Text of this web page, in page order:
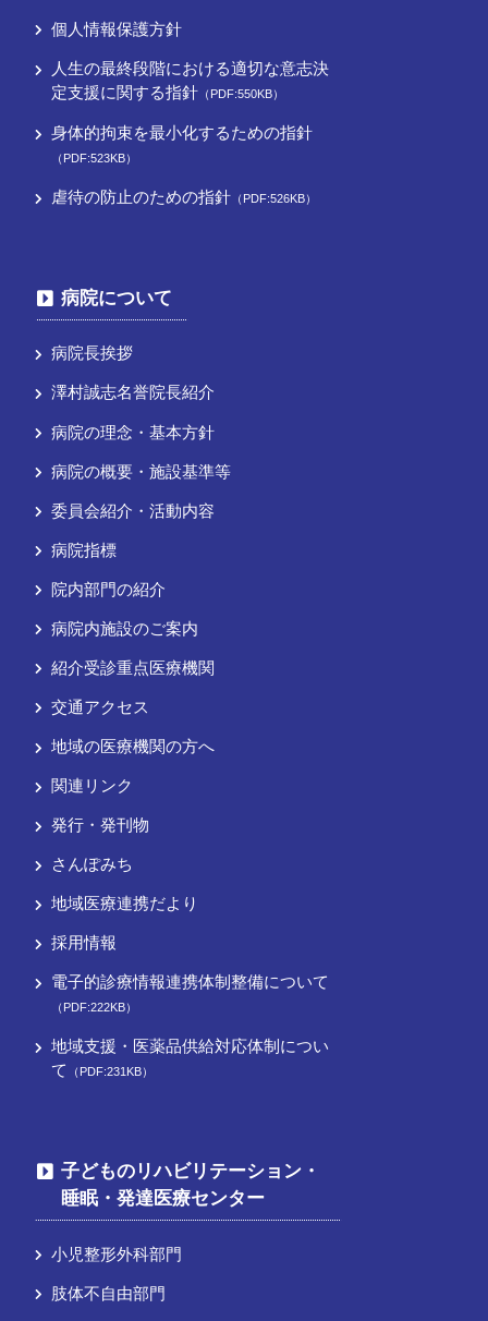
個人情報保護方針
人生の最終段階における適切な意志決
定支援に関する指針 （PDF:550KB）
身体的拘束を最小化するための指針
（PDF:523KB）
虐待の防止のための指針 （PDF:526KB）
病院について
病院長挨拶
澤村誠志名誉院長紹介
病院の理念・基本方針
病院の概要・施設基準等
委員会紹介・活動内容
病院指標
院内部門の紹介
病院内施設のご案内
紹介受診重点医療機関
交通アクセス
地域の医療機関の方へ
関連リンク
発行・発刊物
さんぽみち
地域医療連携だより
採用情報
電子的診療情報連携体制整備について
（PDF:222KB）
地域支援・医薬品供給対応体制につい
て
（PDF:231KB）
子どものリハビリテーション・
睡眠・発達医療センター
小児整形外科部門
肢体不自由部門